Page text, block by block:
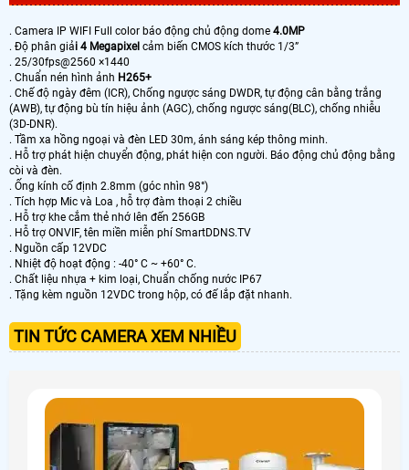
. Camera IP WIFI Full color báo động chủ động dome 4.0MP
. Độ phân giải 4 Megapixel cảm biến CMOS kích thước 1/3”
. 25/30fps@2560 ×1440
. Chuẩn nén hình ảnh H265+
. Chế độ ngày đêm (ICR), Chống ngược sáng DWDR, tự động cân bằng trắng
(AWB), tự động bù tín hiệu ảnh (AGC), chống ngược sáng(BLC), chống nhiễu
(3D-DNR).
. Tầm xa hồng ngoại và đèn LED 30m, ánh sáng kép thông minh.
. Hỗ trợ phát hiện chuyển động, phát hiện con người. Báo động chủ động bằng
còi và đèn.
. Ống kính cố định 2.8mm (góc nhìn 98°)
. Tích hợp Mic và Loa , hỗ trợ đàm thoại 2 chiều
. Hỗ trợ khe cắm thẻ nhớ lên đến 256GB
. Hỗ trợ ONVIF, tên miền miễn phí SmartDDNS.TV
. Nguồn cấp 12VDC
. Nhiệt độ hoạt động : -40° C ~ +60° C.
. Chất liệu nhựa + kim loại, Chuẩn chống nước IP67
. Tặng kèm nguồn 12VDC trong hộp, có đế lắp đặt nhanh.
TIN TỨC CAMERA XEM NHIỀU